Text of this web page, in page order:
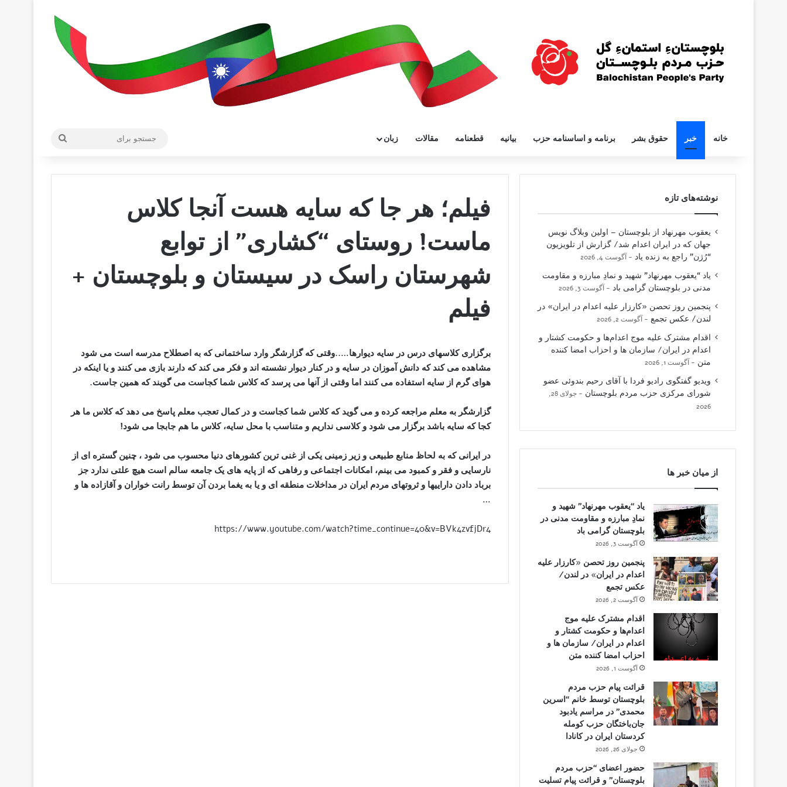
خانه خبر حقوق بشر برنامه و اساسنامه حزب بیانیه قطعنامه مقالات زبان
فیلم؛ هر جا که سایه هست آنجا کلاس
ماست! روستای “کشاری” از توابع
شهرستان راسک در سیستان و بلوچستان +
فیلم
برگزاری کلاسهای درس در سایه دیوارها…..وقتی که گزارشگر وارد ساختمانی که به اصطلاح مدرسه است می شود
مشاهده می کند که دانش آموزان در سایه و در کنار دیوار نشسته اند و فکر می کند که دارند بازی می کنند و یا اینکه در
هوای گرم از سایه استفاده می کنند اما وقتی از آنها می پرسد که کلاس شما کجاست می گویند که همین جاست.
گزارشگر به معلم مراجعه کرده و می گوید که کلاس شما کجاست و در کمال تعجب معلم پاسخ می دهد که کلاس ما هر
کجا که سایه باشد برگزار می شود و کلاسی نداریم و متناسب با محل سایه، کلاس ما هم جابجا می شود!
در ایرانی که به لحاظ منابع طبیعی و زیر زمینی یکی از غنی ترین کشورهای دنیا محسوب می شود ، چنین گستره ای از
نارسایی و فقر و کمبود می بینم، امکانات اجتماعی و رفاهی که از پایه های یک جامعه سالم است هیچ علتی ندارد جز
برباد دادن داراییها و ثروتهای مردم ایران در مداخلات منطقه ای و یا به یغما بردن آن توسط رانت خواران و آقازاده ها و
…
https://www.youtube.com/watch?time_continue=40&v=BVk4zvfjDr4
نوشته‌های تازه
یعقوب مهرنهاد از بلوچستان – اولین وبلاگ نویس
جهان که در ایران اعدام شد/ گزارش از تلویزیون
“رُژن” راجع به زنده یاد
آگوست 4, 2026
یاد “یعقوب مهرنهاد” شهید و نمادِ مبارزه و مقاومت
مدنی در بلوچستان گرامی باد
آگوست 3, 2026
پنجمین روز تحصن «کارزار علیه اعدام در ایران» در
لندن/ عکس تجمع
آگوست 2, 2026
اقدام مشترک علیه موج اعدام‌ها و حکومت کشتار و
اعدام در ایران/ سازمان ها و احزاب امضا کننده
متن
آگوست 1, 2026
ویدیو گفتگوی رادیو فردا با آقای رحیم بندوئی عضو
شورای مرکزی حزب مردم بلوچستان
جولای 28,
2026
از میان خبر ها
یاد “یعقوب مهرنهاد” شهید و
نمادِ مبارزه و مقاومت مدنی در
بلوچستان گرامی باد
آگوست 3, 2026
پنجمین روز تحصن «کارزار علیه
اعدام در ایران» در لندن/
عکس تجمع
آگوست 2, 2026
اقدام مشترک علیه موج
اعدام‌ها و حکومت کشتار و
اعدام در ایران/ سازمان ها و
احزاب امضا کننده متن
آگوست 1, 2026
قرائت پیام حزب مردم
بلوچستان توسط خانم “اسرین
محمدی” در مراسم یادبود
جان‌باختگان حزب کومله
کردستان ایران در کانادا
جولای 26, 2026
حضور اعضای “حزب مردم
بلوچستان” و قرائت پیام تسلیت